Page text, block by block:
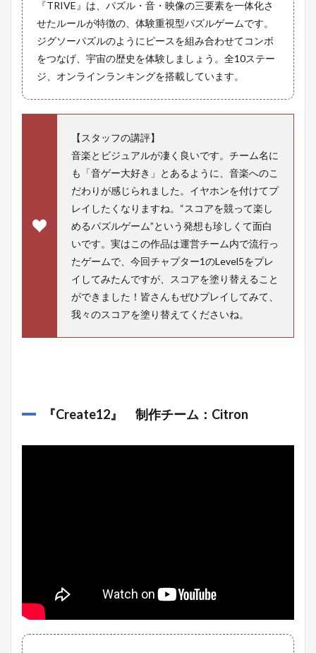
『TRIVE』は、パズル・音・映像の三要素を一体化さ
せたルールが特徴の、体験重視型パズルゲームです。
ジグソーパズルのようにピースを組み合わせてコンボ
をつなげ、宇宙の歴史を体験しましょう。全10ステー
ジ、オンラインランキングを搭載しています。
【スタッフの講評】
音楽とビジュアルが凄く良いです。チーム名に
も「音ゲー大好き」とあるように、音楽へのこ
だわりが感じられました。イヤホンを付けてプ
レイしたくなりますね。“スコアを競って楽し
めるパズルゲーム”という発想も珍しくて面白
いです。実はこの作品は運営チーム内で流行っ
たゲームで、今回チャプター1のLevel5をプレ
イしてみたんですが、スコアを塗り替えること
ができました！皆さんもぜひプレイしてみて、
我々のスコアを塗り替えてくださいね。
『Create12』 制作チーム：Citron